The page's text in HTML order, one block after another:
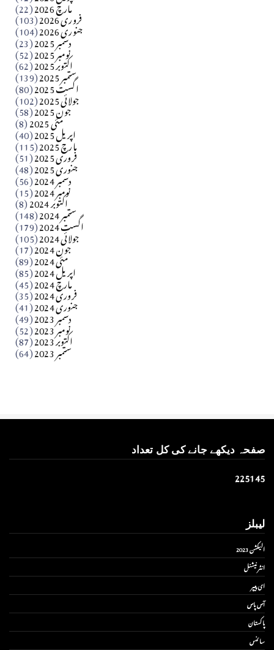
آزاد کشمیر جیسے احتجاج کی ضرورت ہے؟ از،،، ظہیرالدین
مارچ 2026 (22) فروری 2026 (103) جنوری 2026 (104) دسمبر 2025 (23) نومبر 2025 (52) اکتوبر 2025 (62) ستمبر 2025 (139) اگست 2025 (80) جولائی 2025 (102) جون 2025 (58) مئی 2025 (8) اپریل 2025 (40) مارچ 2025 (115) فروری 2025 (51) جنوری 2025 (48) دسمبر 2024 (56) نومبر 2024 (15) اکتوبر 2024 (8) ستمبر 2024 (148) اگست 2024 (179) جولائی 2024 (105) جون 2024 (17) مئی 2024 (89) اپریل 2024 (85) مارچ 2024 (45) فروری 2024 (35) جنوری 2024 (41) دسمبر 2023 (49) نومبر 2023 (52) اکتوبر 2023 (87) ستمبر 2023 (64)
صفحہ دیکھے جانے کی کل تعداد
225145
لیبلز
الیکشن 2023
انٹر نیشنل
ای پیپر
آس پاس
پاکستان
سائنس